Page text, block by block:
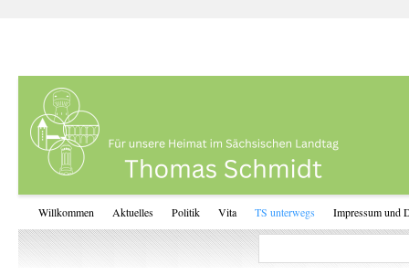
Willkommen Aktuelles Politik Vita TS unterwegs Impressum und